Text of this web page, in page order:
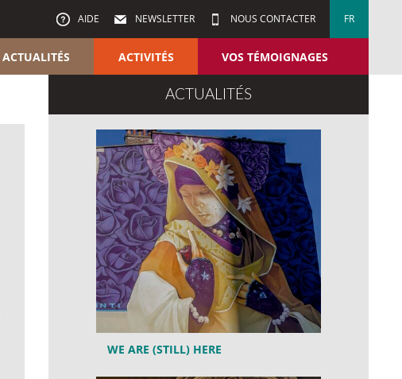
AIDE NEWSLETTER NOUS CONTACTER FR
ACTUALITÉS ACTIVITÉS VOS TÉMOIGNAGES
ACTUALITÉS
WE ARE (STILL) HERE